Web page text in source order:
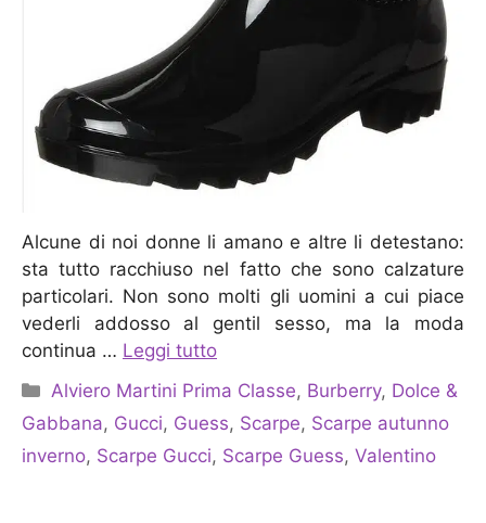
Alcune di noi donne li amano e altre li detestano:
sta tutto racchiuso nel fatto che sono calzature
particolari. Non sono molti gli uomini a cui piace
vederli addosso al gentil sesso, ma la moda
continua … Leggi tutto
Categorie
Alviero Martini Prima Classe, Burberry, Dolce &
Gabbana, Gucci, Guess, Scarpe, Scarpe autunno
inverno, Scarpe Gucci, Scarpe Guess, Valentino